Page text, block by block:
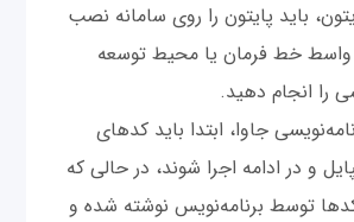
باید پایتون را روی سامانه نصب
واسط خط فرمان یا محیط توسعه
را انجام دهید.
جاوا، ابتدا باید کدهای
و در ادامه اجرا شوند، در حالی که
کدها توسط برنامه‌نویس نوشته شده و